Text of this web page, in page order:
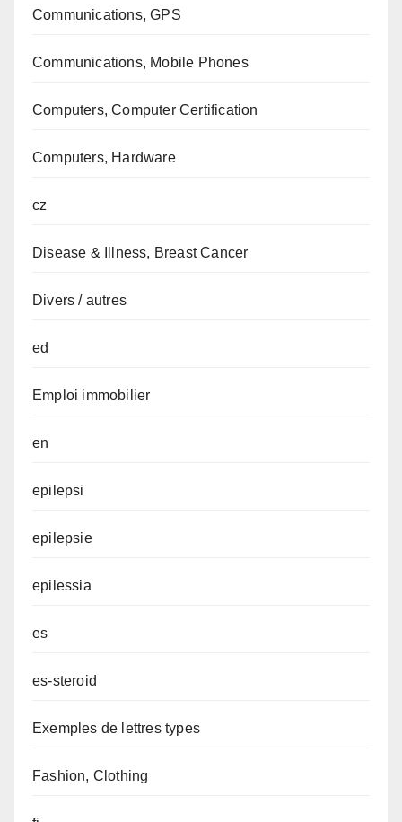
Communications, GPS
Communications, Mobile Phones
Computers, Computer Certification
Computers, Hardware
cz
Disease & Illness, Breast Cancer
Divers / autres
ed
Emploi immobilier
en
epilepsi
epilepsie
epilessia
es
es-steroid
Exemples de lettres types
Fashion, Clothing